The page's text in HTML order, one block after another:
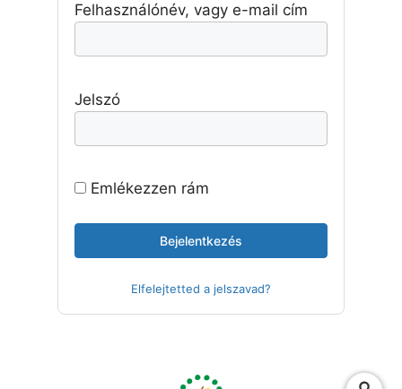
Felhasználónév, vagy e-mail cím
Jelszó
Emlékezzen rám
Elfelejtetted a jelszavad?